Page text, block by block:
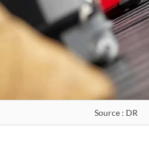
Source : DR